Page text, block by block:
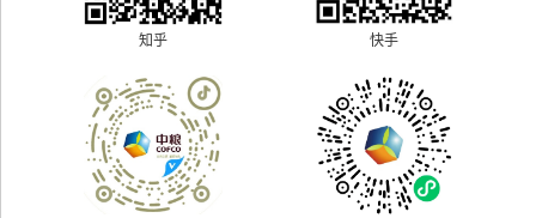
知乎 快手